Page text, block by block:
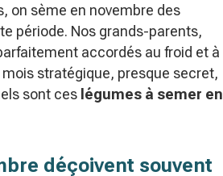
on sème en novembre des
période. Nos grands-parents,
accordés au froid et à
mois stratégique, presque secret,
sont ces légumes à semer en
déçoivent souvent